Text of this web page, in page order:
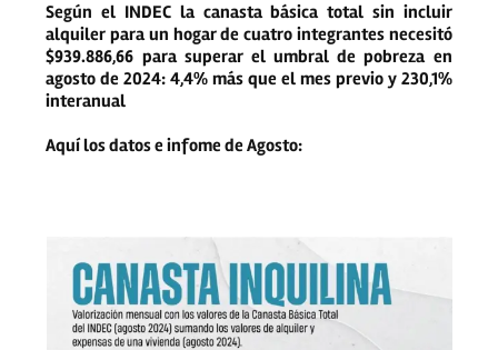
Según el INDEC la canasta básica total sin incluir
alquiler para un hogar de cuatro integrantes necesitó
$939.886,66 para superar el umbral de pobreza en
agosto de 2024: 4,4% más que el mes previo y 230,1%
interanual
Aquí los datos e infome de Agosto: